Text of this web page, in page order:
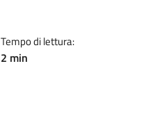
Tempo di lettura:
2 min